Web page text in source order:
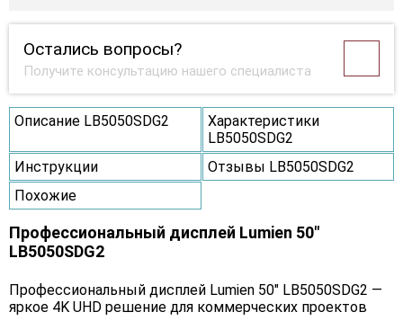
Остались вопросы?
Получите консультацию нашего специалиста
Описание LB5050SDG2
Характеристики
LB5050SDG2
Инструкции
Отзывы LB5050SDG2
Похожие
Профессиональный дисплей Lumien 50"
LB5050SDG2
Профессиональный дисплей Lumien 50" LB5050SDG2 —
яркое 4K UHD решение для коммерческих проектов